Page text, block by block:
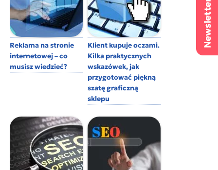
Reklama na stronie
internetowej – co
musisz wiedzieć?
Klient kupuje oczami.
Kilka praktycznych
wskazówek, jak
przygotować piękną
szatę graficzną
sklepu